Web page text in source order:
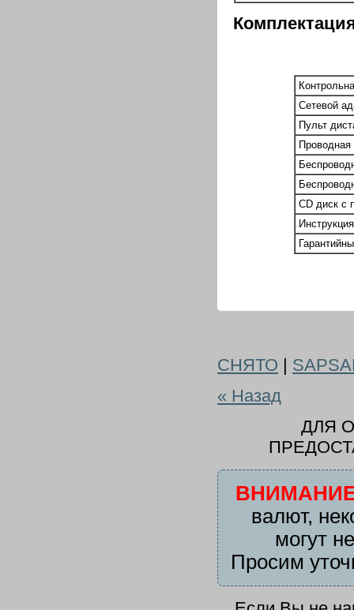
Сетевой
Пульт
Проводная
CD диск с
СНЯТО |
« Назад
ДЛЯ
валют,
могут
Просим